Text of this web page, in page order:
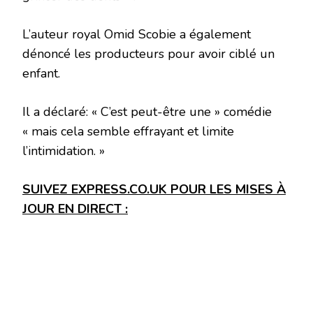
L’auteur royal Omid Scobie a également
dénoncé les producteurs pour avoir ciblé un
enfant.
Il a déclaré: « C’est peut-être une » comédie
« mais cela semble effrayant et limite
l’intimidation. »
SUIVEZ EXPRESS.CO.UK POUR LES MISES À
JOUR EN DIRECT :